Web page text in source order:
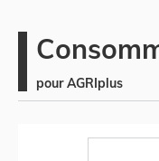
pour AGRIplus